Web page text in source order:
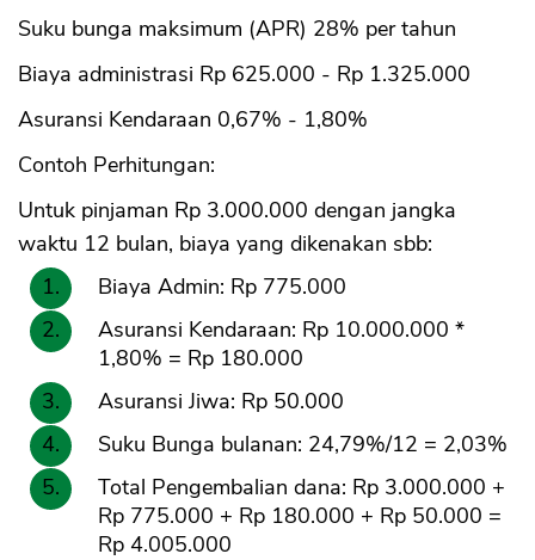
Suku bunga maksimum (APR) 28% per tahun
Biaya administrasi Rp 625.000 - Rp 1.325.000
Asuransi Kendaraan 0,67% - 1,80%
Contoh Perhitungan:
Untuk pinjaman Rp 3.000.000 dengan jangka
waktu 12 bulan, biaya yang dikenakan sbb:
Biaya Admin: Rp 775.000
Asuransi Kendaraan: Rp 10.000.000 *
1,80% = Rp 180.000
Asuransi Jiwa: Rp 50.000
Suku Bunga bulanan: 24,79%/12 = 2,03%
Total Pengembalian dana: Rp 3.000.000 +
Rp 775.000 + Rp 180.000 + Rp 50.000 =
Rp 4.005.000